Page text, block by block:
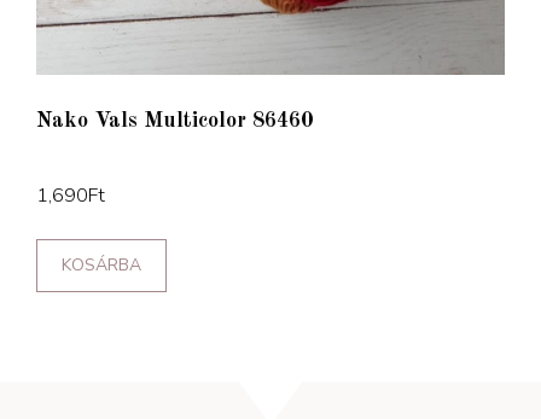
Nako Vals Multicolor 86460
1,690Ft
KOSÁRBA